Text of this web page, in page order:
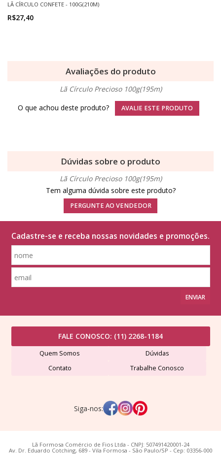
LÃ CÍRCULO CONFETE - 100G(210M)
R$27,40
Avaliações do produto
Lã Círculo Precioso 100g(195m)
O que achou deste produto?
AVALIE ESTE PRODUTO
Dúvidas sobre o produto
Lã Círculo Precioso 100g(195m)
Tem alguma dúvida sobre este produto?
PERGUNTE AO VENDEDOR
Cadastre-se e receba nossas novidades e promoções.
ENVIAR
FALE CONOSCO: (11) 2268-1184
Quem Somos
Dúvidas
Contato
Trabalhe Conosco
Siga-nos:
Lã Formosa Comércio de Fios Ltda - CNPJ: 507491420001-24
Av. Dr. Eduardo Cotching, 689 - Vila Formosa - São Paulo/SP - Cep: 03356-000